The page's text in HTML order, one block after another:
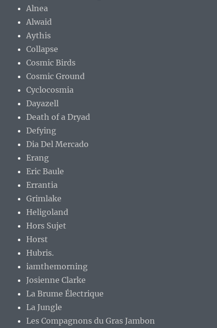
Alnea
Alwaid
Aythis
Collapse
Cosmic Birds
Cosmic Ground
Cyclocosmia
Dayazell
Death of a Dryad
Defying
Dia Del Mercado
Erang
Eric Baule
Errantia
Grimlake
Heligoland
Hors Sujet
Horst
Hubris.
iamthemorning
Josienne Clarke
La Brume Électrique
La Jungle
Les Compagnons du Gras Jambon